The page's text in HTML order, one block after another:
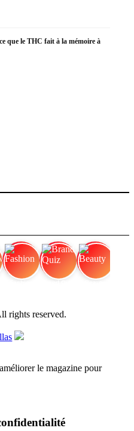
que le THC fait à la mémoire à
rights reserved.
le magazine pour